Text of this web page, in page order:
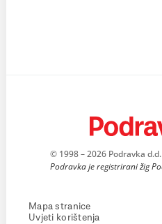
© 1998 – 2026 Podravka
Podravka je registrirani žig
Mapa stranice
Uvjeti korištenja